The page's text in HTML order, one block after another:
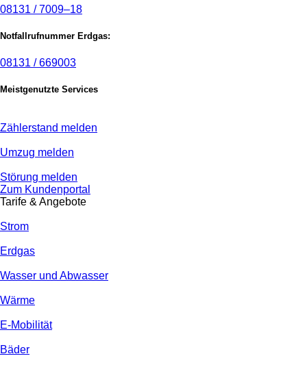
08131 / 7009–18
Notfallrufnummer Erdgas:
08131 / 669003
Meistgenutzte Services
Zählerstand melden
Umzug melden
Störung melden
Zum Kundenportal
Tarife & Angebote
Strom
Erdgas
Wasser und Abwasser
Wärme
E-Mobilität
Bäder